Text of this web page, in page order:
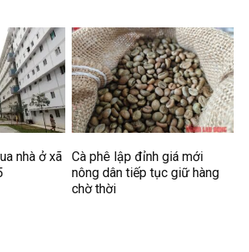
nhà ở xã
Cà phê lập đỉnh giá mới
nông dân tiếp tục giữ hàng
chờ thời